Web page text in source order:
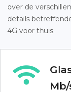
over de
details
4G voor thuis.
Mb/